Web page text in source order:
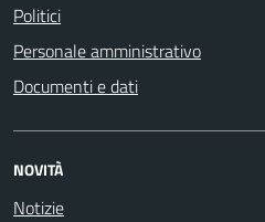
Politici
Personale amministrativo
Documenti e dati
NOVITÀ
Notizie